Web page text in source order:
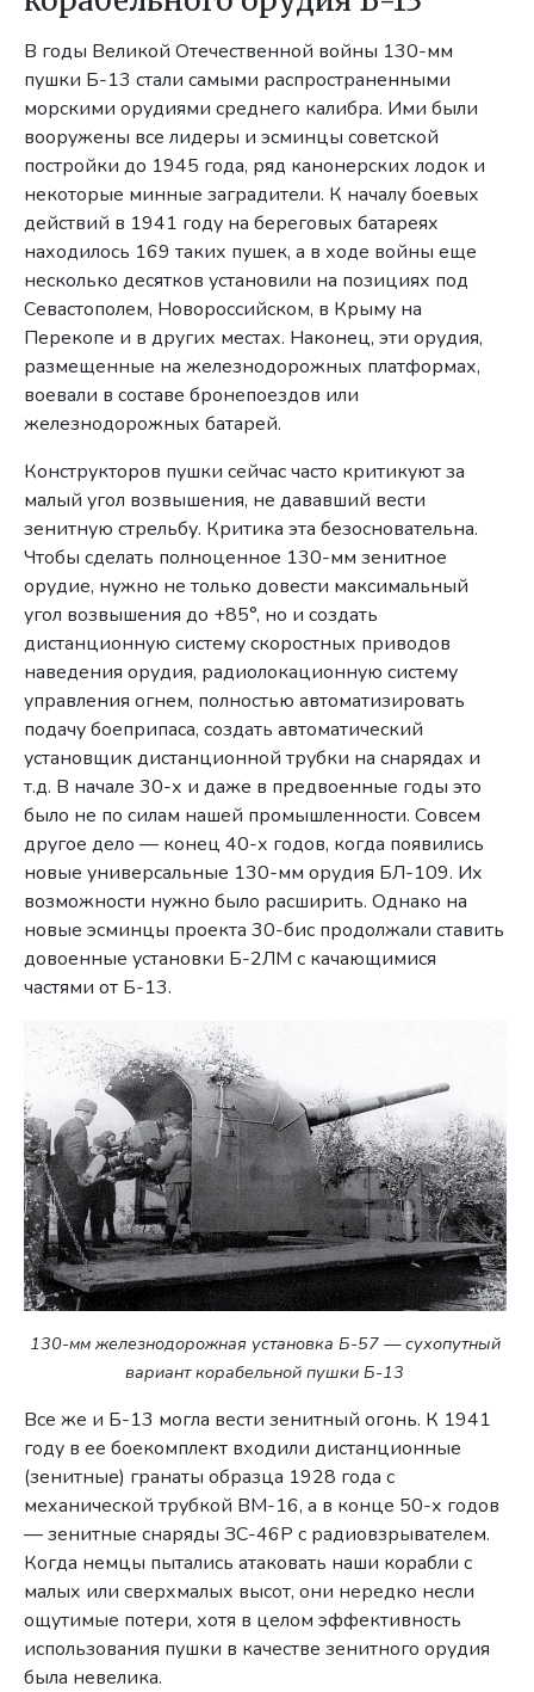
В годы Великой Отечественной войны 130-мм
пушки Б-13 стали самыми распространенными
морскими орудиями среднего калибра. Ими были
вооружены все лидеры и эсминцы советской
постройки до 1945 года, ряд канонерских лодок и
некоторые минные заградители. К началу боевых
действий в 1941 году на береговых батареях
находилось 169 таких пушек, а в ходе войны еще
несколько десятков установили на позициях под
Севастополем, Новороссийском, в Крыму на
Перекопе и в других местах. Наконец, эти орудия,
размещенные на железнодорожных платформах,
воевали в составе бронепоездов или
железнодорожных батарей.
Конструкторов пушки сейчас часто критикуют за
малый угол возвышения, не дававший вести
зенитную стрельбу. Критика эта безосновательна.
Чтобы сделать полноценное 130-мм зенитное
орудие, нужно не только довести максимальный
угол возвышения до +85°, но и создать
дистанционную систему скоростных приводов
наведения орудия, радиолокационную систему
управления огнем, полностью автоматизировать
подачу боеприпаса, создать автоматический
установщик дистанционной трубки на снарядах и
т.д. В начале 30-х и даже в предвоенные годы это
было не по силам нашей промышленности. Совсем
другое дело — конец 40-х годов, когда появились
новые универсальные 130-мм орудия БЛ-109. Их
возможности нужно было расширить. Однако на
новые эсминцы проекта 30-бис продолжали ставить
довоенные установки Б-2ЛМ с качающимися
частями от Б-13.
130-мм железнодорожная установка Б-57 — сухопутный
вариант корабельной пушки Б-13
Все же и Б-13 могла вести зенитный огонь. К 1941
году в ее боекомплект входили дистанционные
(зенитные) гранаты образца 1928 года с
механической трубкой ВМ-16, а в конце 50-х годов
— зенитные снаряды ЗС-46Р с радиовзрывателем.
Когда немцы пытались атаковать наши корабли с
малых или сверхмалых высот, они нередко несли
ощутимые потери, хотя в целом эффективность
использования пушки в качестве зенитного орудия
была невелика.